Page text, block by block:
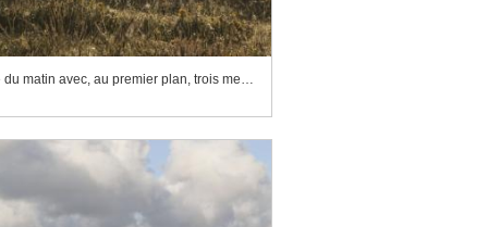
Alignements du Ménec dans la brume du matin avec, au premier plan, trois menhirs émergeant de la lande